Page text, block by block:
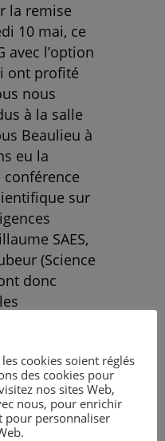
la remise
10 mai, ce
avec l’option
ont profité
nous
à la salle
Beaulieu à
eu la
conférence
sur
SAES,
(Science
donc
se
cookies soient réglés
des cookies pour
nos sites Web,
nous, pour enrichir
pour personnaliser